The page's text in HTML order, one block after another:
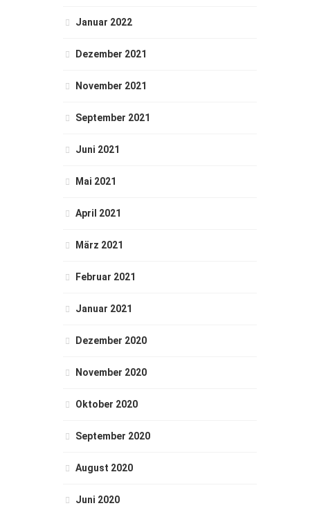
Januar 2022
Dezember 2021
November 2021
September 2021
Juni 2021
Mai 2021
April 2021
März 2021
Februar 2021
Januar 2021
Dezember 2020
November 2020
Oktober 2020
September 2020
August 2020
Juni 2020